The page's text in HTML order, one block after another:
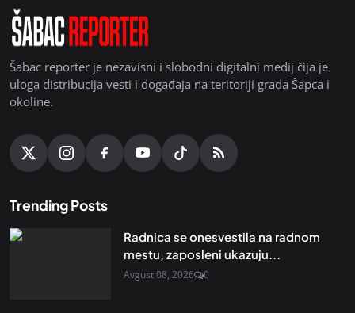
Šabac reporter je nezavisni i slobodni digitalni medij čija je
uloga distribucija vesti i događaja na teritoriji grada Šapca i
okoline.
Trending Posts
Radnica se onesvestila na radnom
mestu, zaposleni ukazuju...
Avgust 08, 2026 0